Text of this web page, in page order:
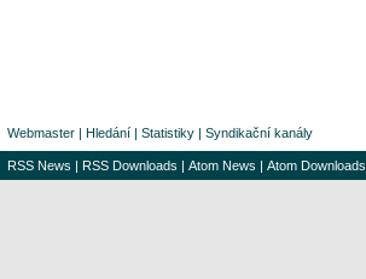
Webmaster | Hledání | Statistiky | Syndikační kanály
RSS News | RSS Downloads | Atom News | Atom Downloads